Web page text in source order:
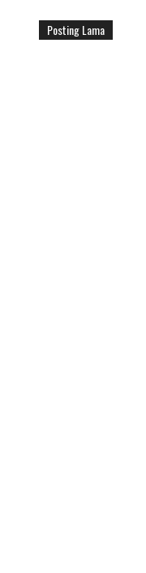
Posting Lama